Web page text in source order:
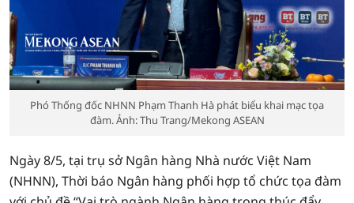
Phó Thống đốc NHNN Phạm Thanh Hà phát biểu khai mạc tọa
đàm. Ảnh: Thu Trang/Mekong ASEAN
Ngày 8/5, tại trụ sở Ngân hàng Nhà nước Việt Nam
(NHNN), Thời báo Ngân hàng phối hợp tổ chức tọa đàm